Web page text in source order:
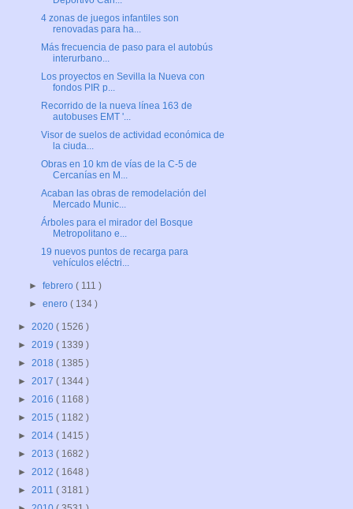
4 zonas de juegos infantiles son
renovadas para ha...
Más frecuencia de paso para el autobús
interurbano...
Los proyectos en Sevilla la Nueva con
fondos PIR p...
Recorrido de la nueva línea 163 de
autobuses EMT '...
Visor de suelos de actividad económica de
la ciuda...
Obras en 10 km de vías de la C-5 de
Cercanías en M...
Acaban las obras de remodelación del
Mercado Munic...
Árboles para el mirador del Bosque
Metropolitano e...
19 nuevos puntos de recarga para
vehículos eléctri...
►febrero( 111 )
►enero( 134 )
► 2020 ( 1526 )
► 2019 ( 1339 )
► 2018 ( 1385 )
► 2017 ( 1344 )
► 2016 ( 1168 )
► 2015 ( 1182 )
► 2014 ( 1415 )
► 2013 ( 1682 )
► 2012 ( 1648 )
► 2011 ( 3181 )